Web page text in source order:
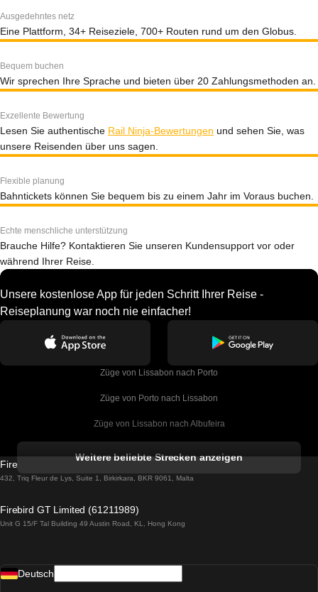
Ausgedehntes netz
Eine Plattform, 34+ Reiseziele, 700+ Routen rund um den Globus.
Bequem buchen
Wir sprechen Ihre Sprache und bieten über 20 Zahlungsmethoden an.
Exzellente Bewertung
Lesen Sie authentische Rail Ninja-Bewertungen und sehen Sie, was
unsere Reisenden über uns sagen.
Flexible planung
Bahntickets können Sie bequem bis zu einem Jahr im Voraus buchen.
Echte menschliche unterstützung
Brauche Hilfe? Kontaktieren Sie unseren Kundensupport vor oder
während Ihrer Reise.
Unsere kostenlose App für jeden Schritt Ihrer Reise -
Reiseplanung war noch nie einfacher!
Züge von Lissabon nach Porto
Züge von Porto nach Lissabon
Züge von Lissabon nach Albufeira
Züge von Lissabon nach Lagos
Züge von Lissabon nach Madrid
Weitere beliebte Strecken anzeigen
Firebird GT Limited (OC 1451)
432, Triq Fleur de Lys, Suite 1, Birkirkara, BKR 9061, Malta
Firebird GT Limited (61211989)
Unit G 15/F Tal Building 49 Austin Road, KL, Hong Kong
Deutsch